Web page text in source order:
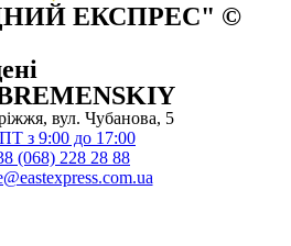
ЕКСПРЕС" ©
вул. Чубанова, 5
з 9:00 до 17:00
(068) 228 28 88